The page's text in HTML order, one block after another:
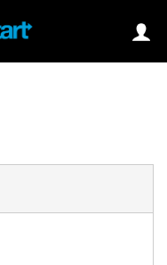
lösenord?